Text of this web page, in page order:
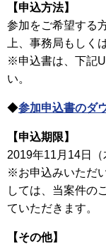
【申込方法】
参加をご希望する
上、事務局もしく
※申込書は、下記
い。
◆参加申込書のダ
【申込期限】
2019年11月14日
※お申込みいただ
しては、当案件の
ていただきます。
【その他】